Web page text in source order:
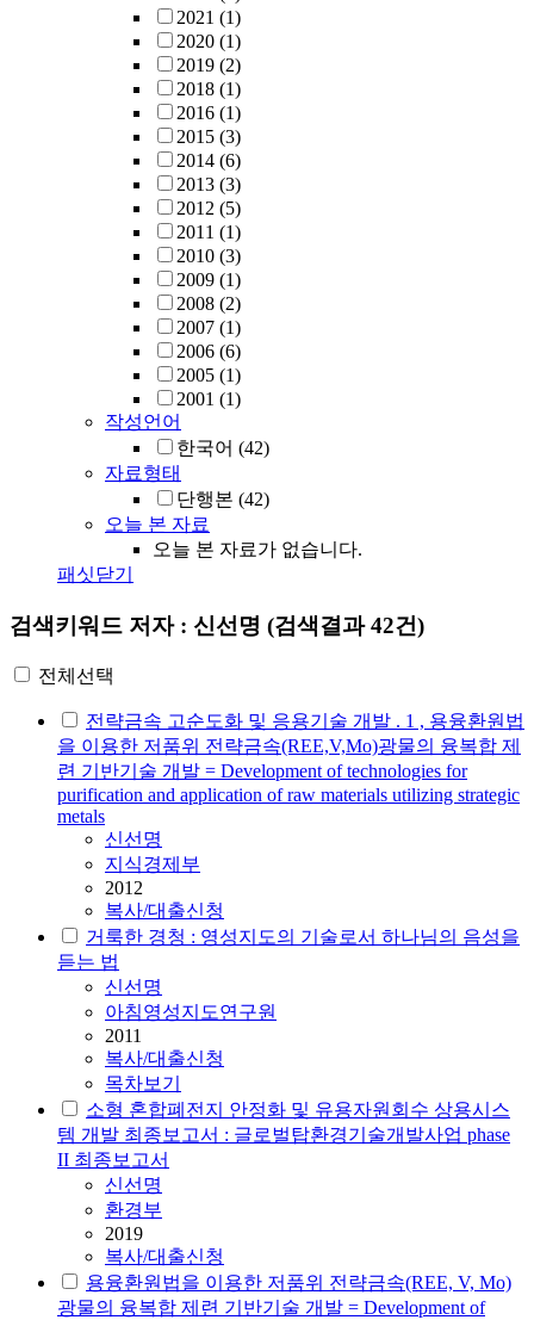
2021 (1)
2020 (1)
2019 (2)
2018 (1)
2016 (1)
2015 (3)
2014 (6)
2013 (3)
2012 (5)
2011 (1)
2010 (3)
2009 (1)
2008 (2)
2007 (1)
2006 (6)
2005 (1)
2001 (1)
작성언어
한국어 (42)
자료형태
단행본 (42)
오늘 본 자료
오늘 본 자료가 없습니다.
패싯닫기
검색키워드 저자 : 신선명 (검색결과 42건)
전체선택
전략금속 고순도화 및 응용기술 개발 . 1 , 용융환원법
을 이용한 저품위 전략금속(REE,V,Mo)광물의 융복합 제
련 기반기술 개발 = Development of technologies for
purification and application of raw materials utilizing strategic
metals
신선명
지식경제부
2012
복사/대출신청
거룩한 경청 : 영성지도의 기술로서 하나님의 음성을
듣는 법
신선명
아침영성지도연구원
2011
복사/대출신청
목차보기
소형 혼합폐전지 안정화 및 유용자원회수 상용시스
템 개발 최종보고서 : 글로벌탑환경기술개발사업 phase
II 최종보고서
신선명
환경부
2019
복사/대출신청
용융환원법을 이용한 저품위 전략금속(REE, V, Mo)
광물의 융복합 제련 기반기술 개발 = Development of